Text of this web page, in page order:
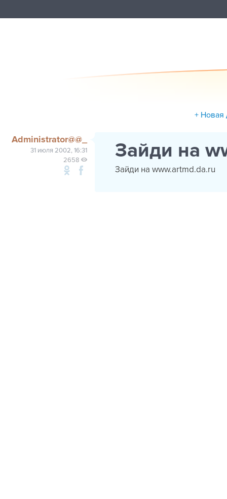
+ Новая
Administrator@@_
31 июля 2002, 16:31
2658
Зайди на
Зайди на www.artmd.da.ru